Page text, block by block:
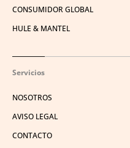
CONSUMIDOR GLOBAL
HULE & MANTEL
Servicios
NOSOTROS
AVISO LEGAL
CONTACTO